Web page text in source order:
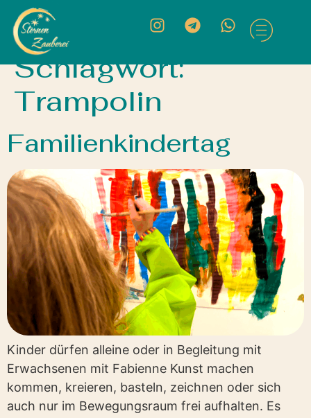
Schlagwort:
Trampolin
Familienkindertag
Kinder dürfen alleine oder in Begleitung mit
Erwachsenen mit Fabienne Kunst machen
kommen, kreieren, basteln, zeichnen oder sich
auch nur im Bewegungsraum frei aufhalten. Es